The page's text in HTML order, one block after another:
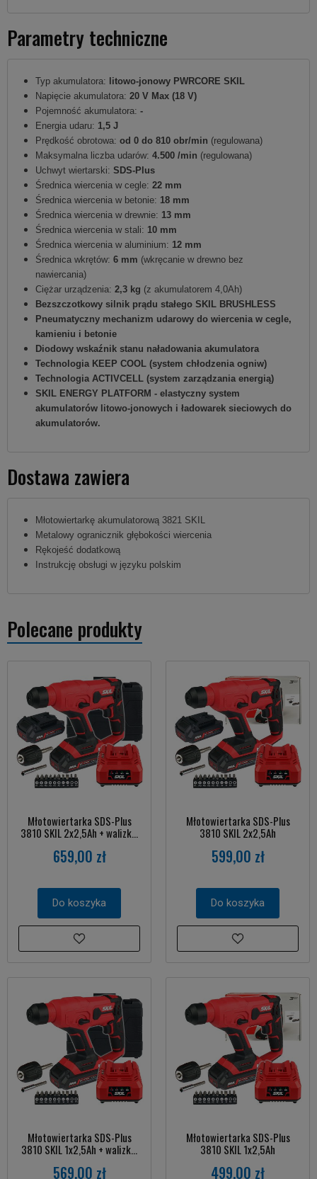
Parametry techniczne
Typ akumulatora: litowo-jonowy PWRCORE SKIL
Napięcie akumulatora: 20 V Max (18 V)
Pojemność akumulatora: -
Energia udaru: 1,5 J
Prędkość obrotowa: od 0 do 810 obr/min (regulowana)
Maksymalna liczba udarów: 4.500 /min (regulowana)
Uchwyt wiertarski: SDS-Plus
Średnica wiercenia w cegle: 22 mm
Średnica wiercenia w betonie: 18 mm
Średnica wiercenia w drewnie: 13 mm
Średnica wiercenia w stali: 10 mm
Średnica wiercenia w aluminium: 12 mm
Średnica wkrętów: 6 mm (wkręcanie w drewno bez
nawiercania)
Ciężar urządzenia: 2,3 kg (z akumulatorem 4,0Ah)
Bezszczotkowy silnik prądu stałego SKIL BRUSHLESS
Pneumatyczny mechanizm udarowy do wiercenia w cegle,
kamieniu i betonie
Diodowy wskaźnik stanu naładowania akumulatora
Technologia KEEP COOL (system chłodzenia ogniw)
Technologia ACTIVCELL (system zarządzania energią)
SKIL ENERGY PLATFORM - elastyczny system
akumulatorów litowo-jonowych i ładowarek sieciowych do
akumulatorów.
Dostawa zawiera
Młotowiertarkę akumulatorową 3821 SKIL
Metalowy ogranicznik głębokości wiercenia
Rękojeść dodatkową
Instrukcję obsługi w języku polskim
Polecane produkty
Młotowiertarka SDS-Plus
3810 SKIL 2x2,5Ah + walizk...
659,00 zł
Do koszyka
Młotowiertarka SDS-Plus
3810 SKIL 2x2,5Ah
599,00 zł
Do koszyka
Młotowiertarka SDS-Plus
3810 SKIL 1x2,5Ah + walizk...
569,00 zł
Młotowiertarka SDS-Plus
3810 SKIL 1x2,5Ah
499,00 zł